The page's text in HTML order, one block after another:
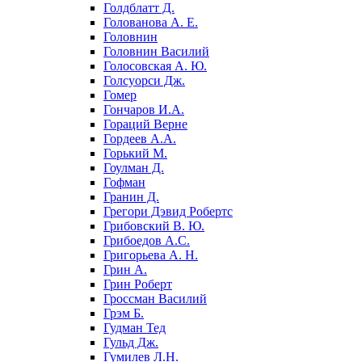
Голдблатт Д.
Голованова А. Е.
Головнин
Головнин Василий
Голосовская А. Ю.
Голсуорси Дж.
Гомер
Гончаров И.А.
Гораций Верне
Гордеев А.А.
Горький М.
Гоулман Д.
Гофман
Гранин Д.
Грегори Дэвид Робертс
Грибовский В. Ю.
Грибоедов А.С.
Григорьева А. Н.
Грин А.
Грин Роберт
Гроссман Василий
Грэм Б.
Гудман Тед
Гульд Дж.
Гумилев Л.Н.